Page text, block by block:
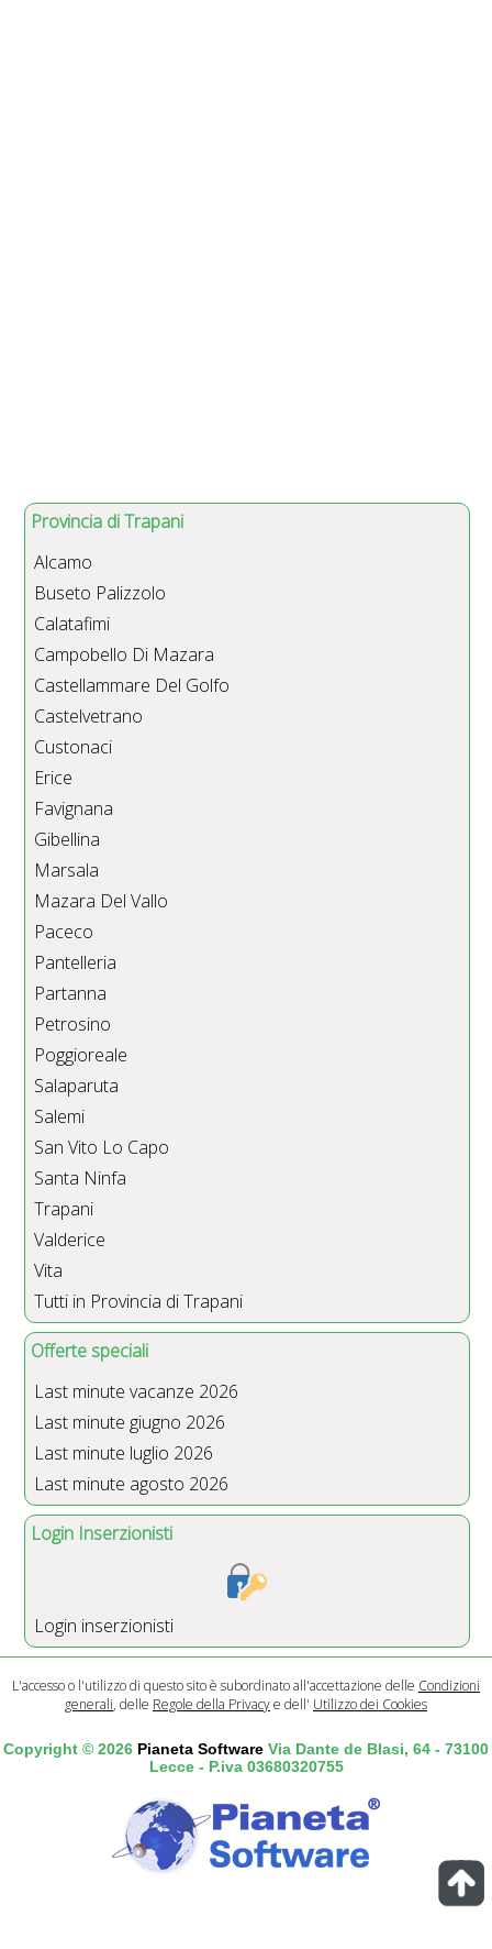
Provincia di Trapani
Alcamo
Buseto Palizzolo
Calatafimi
Campobello Di Mazara
Castellammare Del Golfo
Castelvetrano
Custonaci
Erice
Favignana
Gibellina
Marsala
Mazara Del Vallo
Paceco
Pantelleria
Partanna
Petrosino
Poggioreale
Salaparuta
Salemi
San Vito Lo Capo
Santa Ninfa
Trapani
Valderice
Vita
Tutti in Provincia di Trapani
Offerte speciali
Last minute vacanze 2026
Last minute giugno 2026
Last minute luglio 2026
Last minute agosto 2026
Login Inserzionisti
Login inserzionisti
L'accesso o l'utilizzo di questo sito è subordinato all'accettazione delle Condizioni
generali, delle Regole della Privacye dell' Utilizzo dei Cookies
Copyright © 2026 Pianeta Software Via Dante de Blasi, 64 - 73100
Lecce - P.iva 03680320755